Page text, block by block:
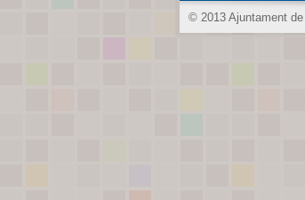
© 2013 Ajuntament de